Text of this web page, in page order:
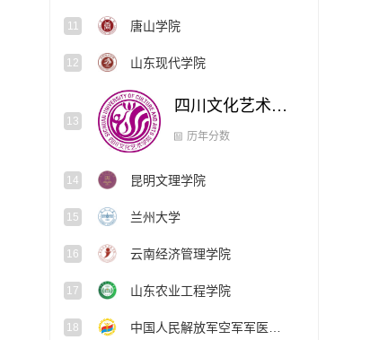
11 唐山学院
12 山东现代学院
四川文化艺术学院
昆明文理学院
历年分数
15 兰州大学
16 云南经济管理学院
17 山东农业工程学院
18